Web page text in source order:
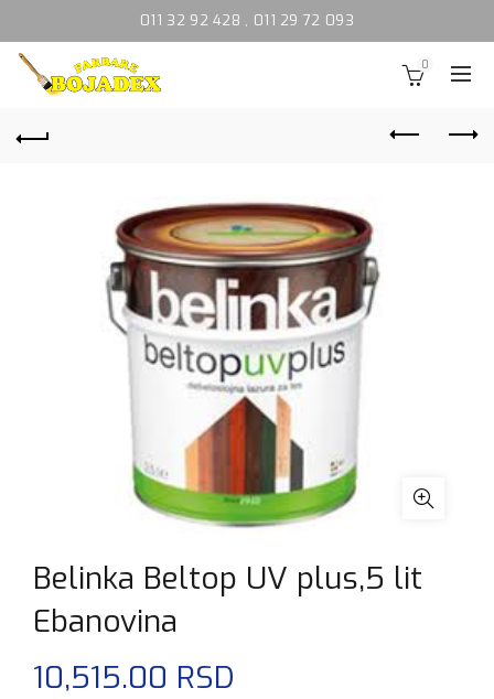
011 32 92 428 , 011 29 72 093
0
Belinka Beltop UV plus,5 lit
Ebanovina
10,515.00 RSD